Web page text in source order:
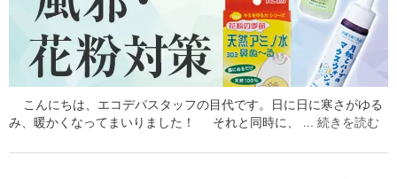
こんにちは、エコデパスタッフの目代です。日に日に寒さがゆる
み、暖かくなってまいりました！ それと同時に、 … 続きを読む